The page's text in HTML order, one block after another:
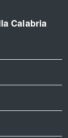
Calabria